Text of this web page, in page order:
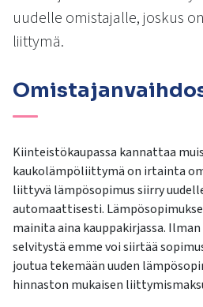
kosketus-
ja
pyyhkäisyliikkeitä.
uudelle omistajalle, joskus
liittymä.
Kiinteistökaupassa kannattaa
kaukolämpöliittymä on irtainta
liittyvä lämpösopimus siirry
automaattisesti.
mainita aina kauppakirjassa.
selvitystä emme voi siirtää
joutua tekemään uuden
hinnaston mukaisen